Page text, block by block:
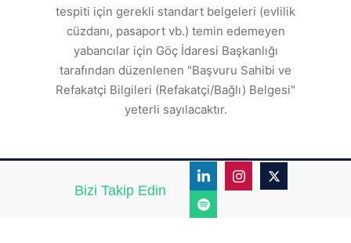
tespiti için gerekli standart belgeleri (evlilik
cüzdanı, pasaport vb.) temin edemeyen
yabancılar için Göç İdaresi Başkanlığı
tarafından düzenlenen "Başvuru Sahibi ve
Refakatçi Bilgileri (Refakatçi/Bağlı) Belgesi"
yeterli sayılacaktır.
Bizi Takip Edin